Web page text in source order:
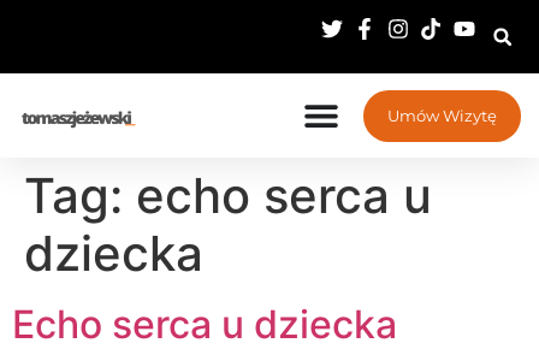
Umów Wizytę
Tag: echo serca u
dziecka
Echo serca u dziecka